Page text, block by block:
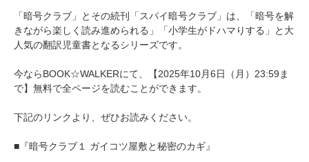
「暗号クラブ」とその続刊「スパイ暗号クラブ」は、「暗号を解
きながら楽しく読み進められる」「小学生がドハマりする」と大
人気の翻訳児童書となるシリーズです。
今ならBOOK☆WALKERにて、【2025年10月6日（月）23:59ま
で】無料で全ページを読むことができます。
下記のリンクより、ぜひお読みください。
■『暗号クラブ１ ガイコツ屋敷と秘密のカギ』